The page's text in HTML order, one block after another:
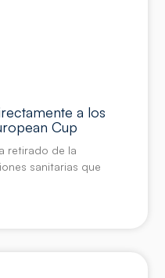
a los
Cup
retirado de la
sanitarias que